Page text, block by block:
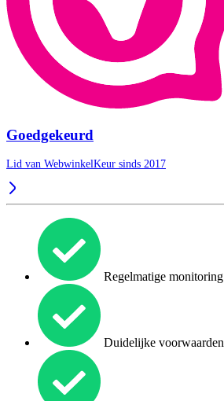
Goedgekeurd
Lid van WebwinkelKeur sinds 2017
Regelmatige monitoring
Duidelijke voorwaarden